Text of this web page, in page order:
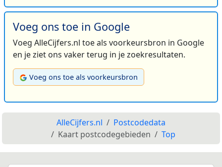
Voeg ons toe in Google
Voeg AlleCijfers.nl toe als voorkeursbron in Google
en je ziet ons vaker terug in je zoekresultaten.
Voeg ons toe als voorkeursbron
AlleCijfers.nl
Postcodedata
Kaart postcodegebieden
Top